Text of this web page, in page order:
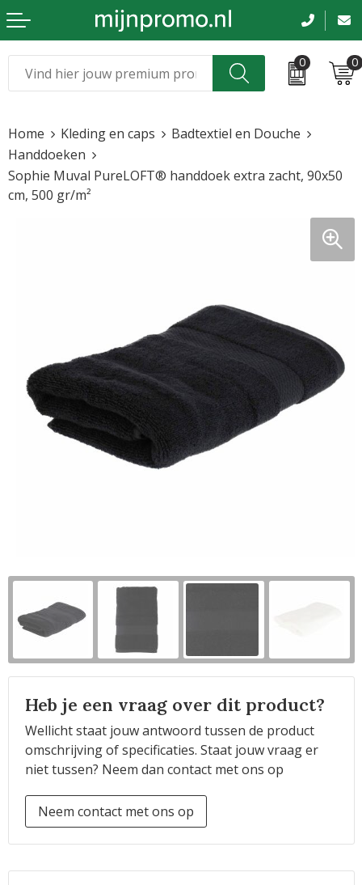
0 0
Kleding & caps
Sportkleding
Bloemen en planten
Horeca
Sinterklaas
Voetbal, EK en WK
Home Kleding en caps
Badtextiel en Douche
Handdoeken
Sophie Muval PureLOFT® handdoek extra zacht, 90x50
cm, 500 gr/m²
Heb je een vraag over dit product?
Wellicht staat jouw antwoord tussen de product
omschrijving of specificaties. Staat jouw vraag er
niet tussen? Neem dan contact met ons op
Neem contact met ons op